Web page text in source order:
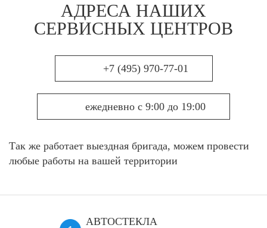
АДРЕСА НАШИХ
СЕРВИСНЫХ ЦЕНТРОВ
+7 (495) 970-77-01
ежедневно с 9:00 до 19:00
Так же работает выездная бригада, можем провести
любые работы на вашей территории
АВТОСТЕКЛА